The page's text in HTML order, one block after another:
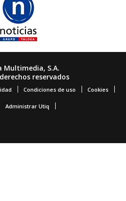
Multimedia, S.A.
reservados
Condiciones de uso Cookies
Administrar Utiq